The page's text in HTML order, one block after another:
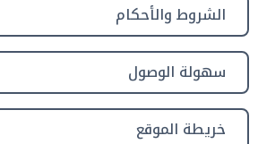
الشروط والأحكام
سهولة الوصول
خريطة الموقع